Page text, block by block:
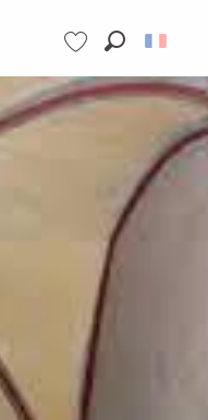
Voir les favoris